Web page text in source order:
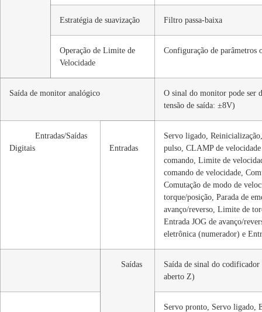
Estratégia de suavização Filtro passa-baixa
Operação de Limite de
Velocidade
Configuração de parâmetros
Saída de monitor analógico
O sinal do monitor pode ser
tensão de saída: ±8V)
Entradas/Saídas
Digitais
Entradas
Servo ligado,
pulso, CLAMP de
comando, Limite de
comando de velocidade,
Comutação de modo de
torque/posição, Parada de
avanço/reverso, Limite de
Entrada JOG de avanço/
eletrônica (numerador) e
Saídas
Saída de sinal do
aberto Z)
Servo pronto, Servo ligado,